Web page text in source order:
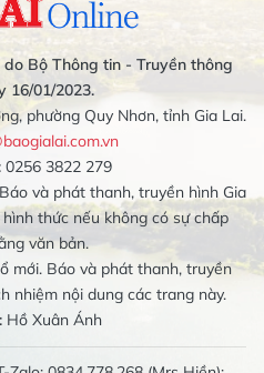
Bộ Thông tin - Truyền thông
16/01/2023.
phường Quy Nhơn, tỉnh Gia Lai.
0256 3822 279
và phát thanh, truyền hình Gia
thức nếu không có sự chấp
văn bản.
mới. Báo và phát thanh, truyền
nhiệm nội dung các trang này.
Hồ Xuân Ánh